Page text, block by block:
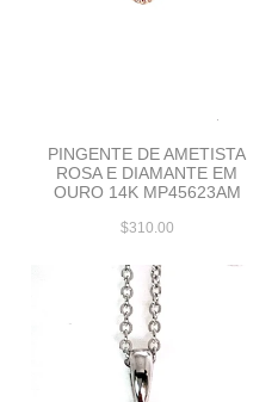
PINGENTE DE AMETISTA
ROSA E DIAMANTE EM
OURO 14K MP45623AM
$310.00